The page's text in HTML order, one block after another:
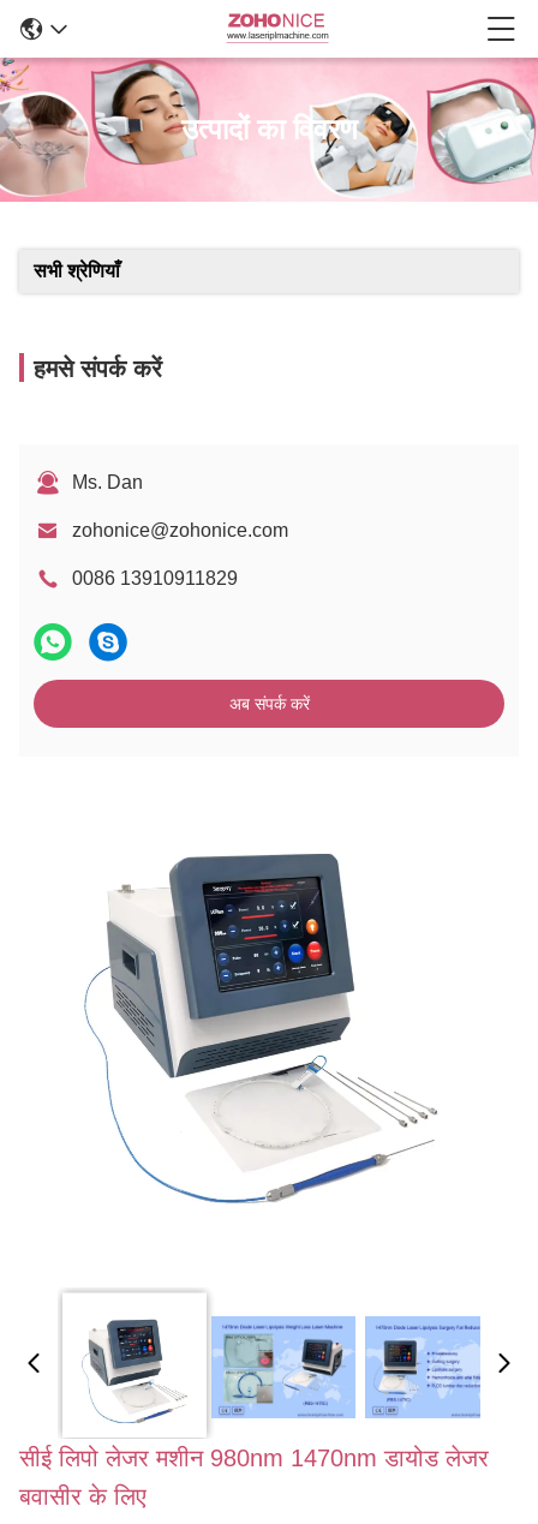
उत्पादों का विवरण
सभी श्रेणियाँ
हमसे संपर्क करें
Ms. Dan
zohonice@zohonice.com
0086 13910911829
अब संपर्क करें
सीई लिपो लेजर मशीन 980nm 1470nm डायोड लेजर
बवासीर के लिए